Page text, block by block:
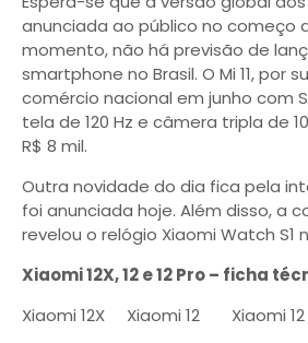
anunciada ao público no começo
momento, não há previsão de
smartphone no Brasil. O Mi 11, por
comércio nacional em junho com
tela de 120 Hz e câmera tripla de
R$ 8 mil.
Outra novidade do dia fica pela
foi anunciada hoje. Além disso, a
revelou o relógio Xiaomi Watch S1
Xiaomi 12X, 12 e 12 Pro – ficha
Xiaomi 12X
Xiaomi 12
Xiaomi